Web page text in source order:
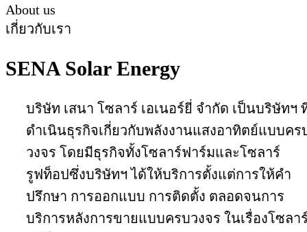
About us
เกี่ยวกับเรา
SENA Solar Energy
บริษัท เสนา โซลาร์ เอเนอร์ยี่ จำกัด เป็นบริษัทฯ
ดำเนินธุรกิจเกี่ยวกับพลังงานแสงอาทิตย์แบบคร
วงจร โดยมีธุรกิจทั้งโซลาร์ฟาร์มและโซลาร์
รูฟท็อปซึ่งบริษัทฯ ได้ให้บริการตั้งแต่การให้คำ
ปรึกษา การออกแบบ การติดตั้ง ตลอดจนการ
บริการหลังการขายแบบครบวงจร ในเรื่องโซลา